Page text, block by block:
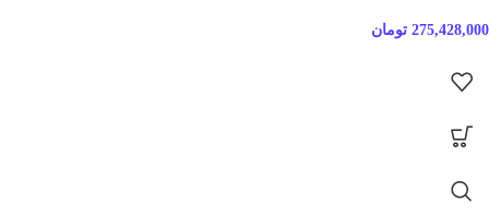
275,428,000 تومان